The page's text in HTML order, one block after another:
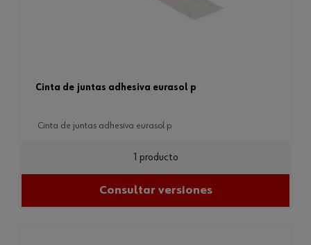
cinta de juntas adhesiva eurasol p
cinta de juntas adhesiva eurasol p
1 producto
Consultar versiones